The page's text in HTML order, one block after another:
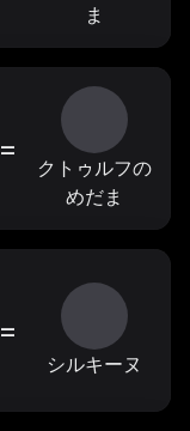
ま
=
クトゥルフの
めだま
=
シルキーヌ